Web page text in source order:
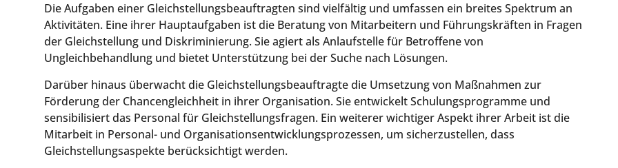
Die Aufgaben einer Gleichstellungsbeauftragten sind vielfältig und umfassen ein breites Spektrum an
Aktivitäten. Eine ihrer Hauptaufgaben ist die Beratung von Mitarbeitern und Führungskräften in Fragen
der Gleichstellung und Diskriminierung. Sie agiert als Anlaufstelle für Betroffene von
Ungleichbehandlung und bietet Unterstützung bei der Suche nach Lösungen.
Darüber hinaus überwacht die Gleichstellungsbeauftragte die Umsetzung von Maßnahmen zur
Förderung der Chancengleichheit in ihrer Organisation. Sie entwickelt Schulungsprogramme und
sensibilisiert das Personal für Gleichstellungsfragen. Ein weiterer wichtiger Aspekt ihrer Arbeit ist die
Mitarbeit in Personal- und Organisationsentwicklungsprozessen, um sicherzustellen, dass
Gleichstellungsaspekte berücksichtigt werden.